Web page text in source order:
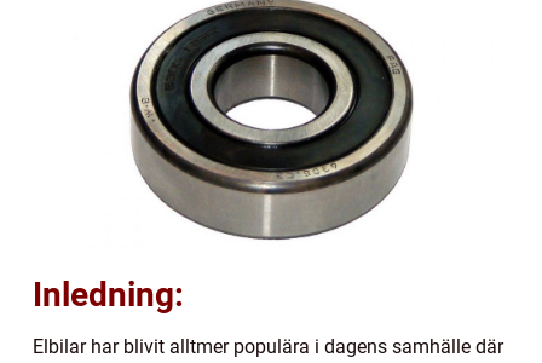
Inledning:
Elbilar har blivit alltmer populära i dagens samhälle där